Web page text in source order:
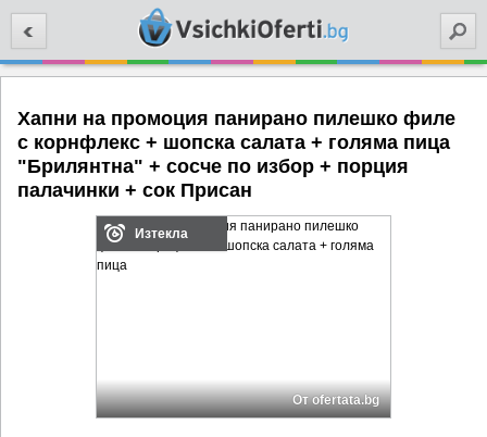
Хапни на промоция панирано пилешко филе
с корнфлекс + шопска салата + голяма пица
"Брилянтна" + сосче по избор + порция
палачинки + сок Присан
Изтекла
От ofertata.bg